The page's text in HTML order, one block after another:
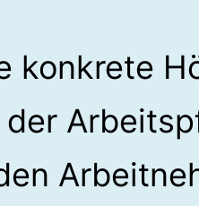
konkrete